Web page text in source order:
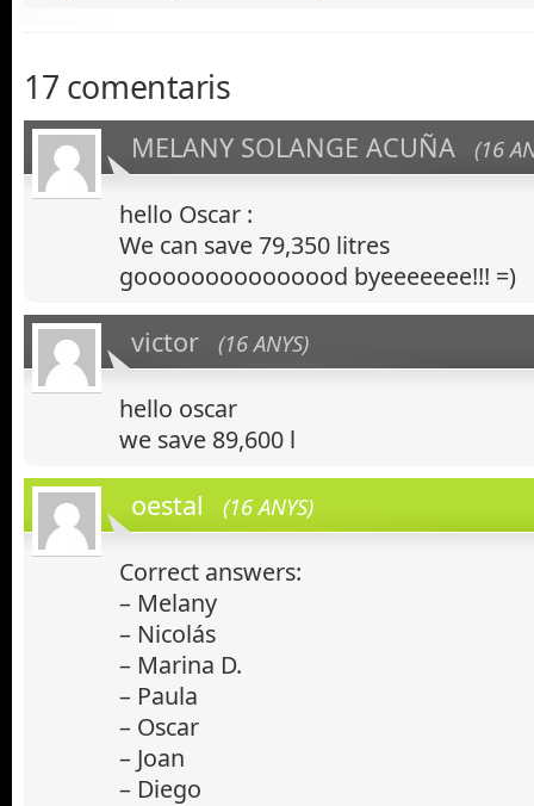
17 comentaris
MELANY SOLANGE ACUÑA (16
hello Oscar :
We can save 79,350 litres
gooooooooooooood byeeeeeee!!! =)
victor (16 ANYS)
hello oscar
we save 89,600 l
oestal (16 ANYS)
Correct answers:
– Melany
– Nicolás
– Marina D.
– Paula
– Oscar
– Joan
– Diego